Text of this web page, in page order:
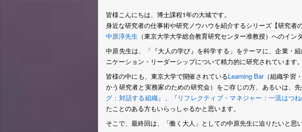
皆様こんにちは、博士課程1年の大城です。
身近な研究者の仕事術や研究ノウハウを紹介するシリーズ【研究者
中原淳先生 （東京大学大学総合教育研究センター准教授）へのイン
中原先生は、「『大人の学び』を科学する」をテーマに、企業・
ニケーション・リーダーシップについて精力的に研究されています。
皆様の中にも、東京大学で開催されているLearning Bar（組織学習
かう研究者と実務家のための研究会）をご存じの方、あるいは、
グ：対話する組織』 、 『リフレクティブ・マネジャー：一流はつね
たことのある方もいらっしゃるかと思います。
そこで、最終回は、「働く大人」としての中原先生に迫りたいと思